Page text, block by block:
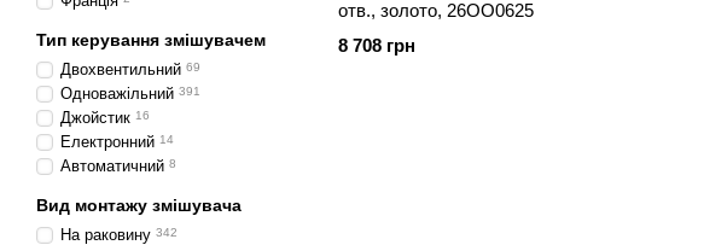
отв., золото, 26OO0625
8 708 грн
Тип керування змішувачем
Двохвентильний 69
Одноважільний 391
Джойстик 16
Електронний 14
Автоматичний 8
Вид монтажу змішувача
На раковину 342